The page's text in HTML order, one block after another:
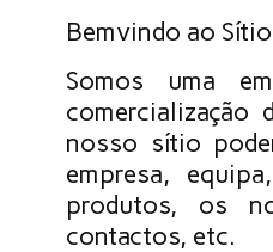
Bemvindo ao
Somos uma
nosso sítio
empresa,
produtos, os
contactos, etc.